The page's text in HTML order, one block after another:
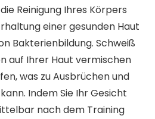
Reinigung Ihres Körpers
einer gesunden Haut
Bakterienbildung. Schweiß
auf Ihrer Haut vermischen
was zu Ausbrüchen und
Indem Sie Ihr Gesicht
nach dem Training